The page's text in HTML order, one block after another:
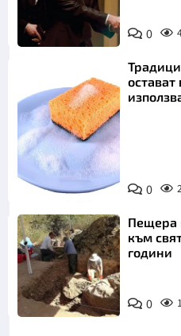
0
Снимка:
Пиксабей
0
Пещера
към
години
0